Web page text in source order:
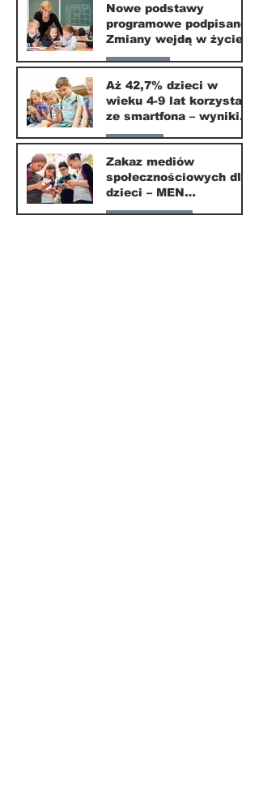
20 mar
Nowe podstawy
programowe podpisane.
Zmiany wejdą w życie
od września 2026
Edukacja
16 mar
Aż 42,7% dzieci w
wieku 4-9 lat korzysta
ze smartfona – wyniki
badania Krajowego
Instytutu Mediów
Parents
1 mar
Zakaz mediów
społecznościowych dla
dzieci – MEN
przedstawia projekt